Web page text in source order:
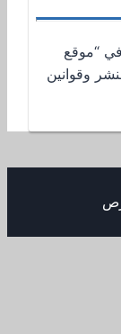
“موقع
وقوانين